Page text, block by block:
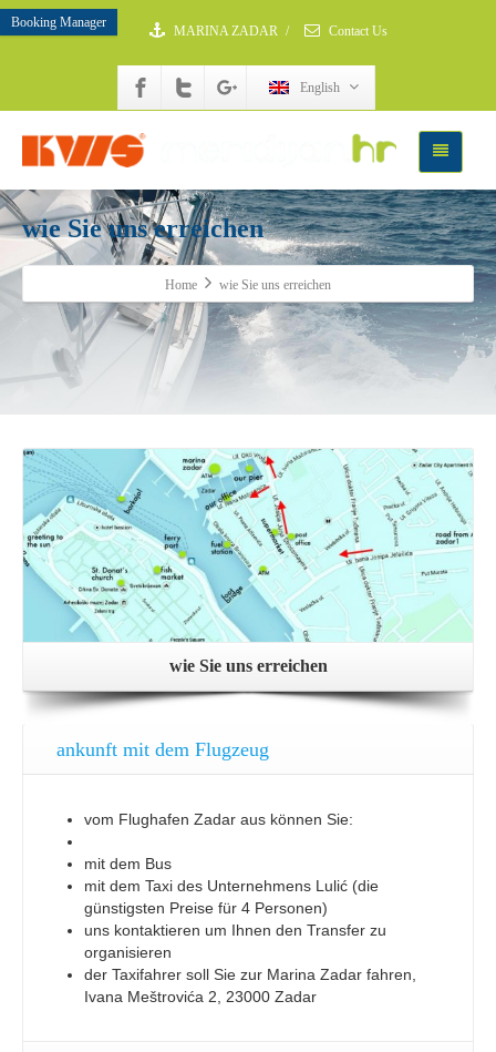
Booking Manager
MARINA ZADAR / Contact Us
English
wie Sie uns erreichen
Home wie Sie uns erreichen
wie Sie uns erreichen
ankunft mit dem Flugzeug
vom Flughafen Zadar aus können Sie:
mit dem Bus
mit dem Taxi des Unternehmens Lulić (die
günstigsten Preise für 4 Personen)
uns kontaktieren um Ihnen den Transfer zu
organisieren
der Taxifahrer soll Sie zur Marina Zadar fahren,
Ivana Meštrovića 2, 23000 Zadar